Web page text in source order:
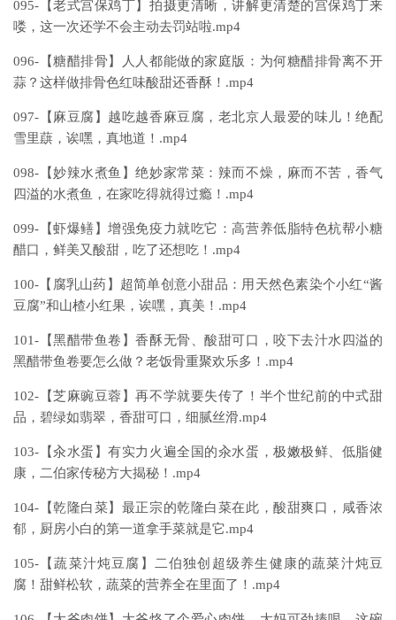
095-【老式宫保鸡丁】拍摄更清晰，讲解更清楚的宫保鸡丁来
喽，这一次还学不会主动去罚站啦.mp4
096-【糖醋排骨】人人都能做的家庭版：为何糖醋排骨离不开
蒜？这样做排骨色红味酸甜还香酥！.mp4
097-【麻豆腐】越吃越香麻豆腐，老北京人最爱的味儿！绝配
雪里蕻，诶嘿，真地道！.mp4
098-【妙辣水煮鱼】绝妙家常菜：辣而不燥，麻而不苦，香气
四溢的水煮鱼，在家吃得就得过瘾！.mp4
099-【虾爆鳝】增强免疫力就吃它：高营养低脂特色杭帮小糖
醋口，鲜美又酸甜，吃了还想吃！.mp4
100-【腐乳山药】超简单创意小甜品：用天然色素染个小红“酱
豆腐”和山楂小红果，诶嘿，真美！.mp4
101-【黑醋带鱼卷】香酥无骨、酸甜可口，咬下去汁水四溢的
黑醋带鱼卷要怎么做？老饭骨重聚欢乐多！.mp4
102-【芝麻豌豆蓉】再不学就要失传了！半个世纪前的中式甜
品，碧绿如翡翠，香甜可口，细腻丝滑.mp4
103-【汆水蛋】有实力火遍全国的汆水蛋，极嫩极鲜、低脂健
康，二伯家传秘方大揭秘！.mp4
104-【乾隆白菜】最正宗的乾隆白菜在此，酸甜爽口，咸香浓
郁，厨房小白的第一道拿手菜就是它.mp4
105-【蔬菜汁炖豆腐】二伯独创超级养生健康的蔬菜汁炖豆
腐！甜鲜松软，蔬菜的营养全在里面了！.mp4